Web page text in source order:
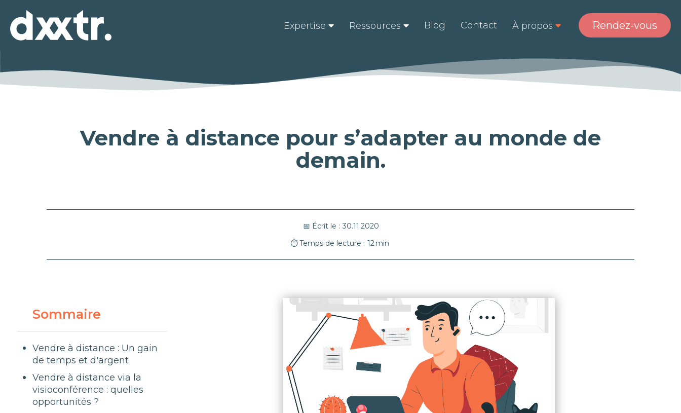
Expertise  Ressources  Blog Contact À propos  Rendez-vous
Vendre à distance pour s’adapter au monde de
demain.
📅 Écrit le : 30.11.2020
⏱ Temps de lecture : 12min
Sommaire
Vendre à distance : Un gain
de temps et d'argent
Vendre à distance via la
visioconférence : quelles
opportunités ?